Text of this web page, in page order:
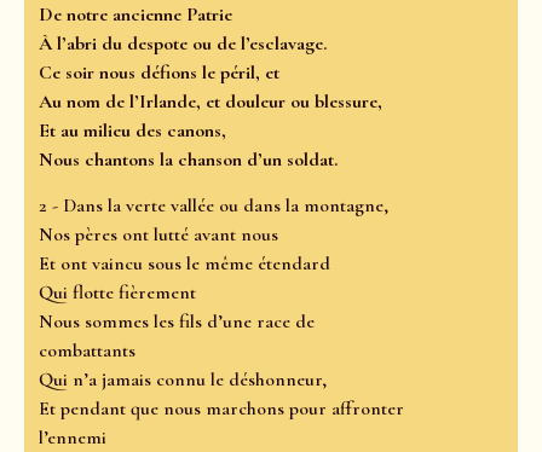
De notre ancienne Patrie
À l’abri du despote ou de l’esclavage.
Ce soir nous défions le péril, et
Au nom de l’Irlande, et douleur ou blessure,
Et au milieu des canons,
Nous chantons la chanson d’un soldat.
2 - Dans la verte vallée ou dans la montagne,
Nos pères ont lutté avant nous
Et ont vaincu sous le même étendard
Qui flotte fièrement
Nous sommes les fils d’une race de
combattants
Qui n’a jamais connu le déshonneur,
Et pendant que nous marchons pour affronter
l’ennemi